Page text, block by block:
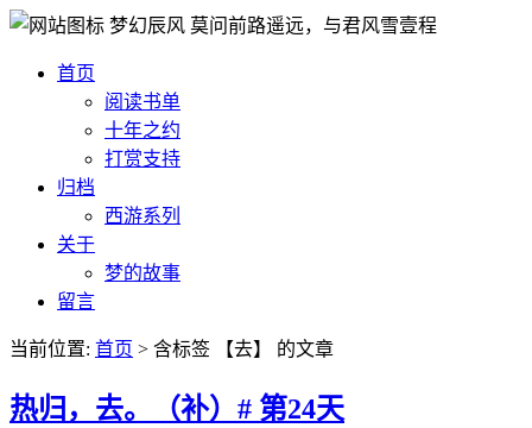
梦幻辰风 莫问前路遥远，与君风雪壹程
首页
阅读书单
十年之约
打赏支持
归档
西游系列
关于
梦的故事
留言
当前位置: 首页 > 含标签 【去】 的文章
热归，去。（补）# 第24天